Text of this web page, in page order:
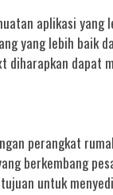
aplikasi yang
yang lebih baik
diharapkan dapat
perangkat
berkembang
untuk